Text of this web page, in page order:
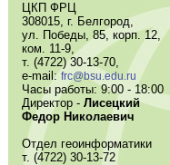
ЦКП ФРЦ
308015, г. Белгород,
ул. Победы, 85, корп. 12,
ком. 11-9,
т. (4722) 30-13-70,
e-mail:frc@bsu.edu.ru
Часы работы: 9:00 - 18:00
Директор - Лисецкий
Федор Николаевич
Отдел геоинформатики
т. (4722) 30-13-72